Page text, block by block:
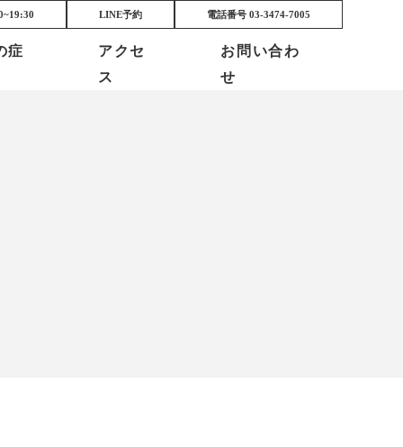
LINE予約 電話番号 03-3474-7005
症
アクセ
ス
お問い合わ
せ